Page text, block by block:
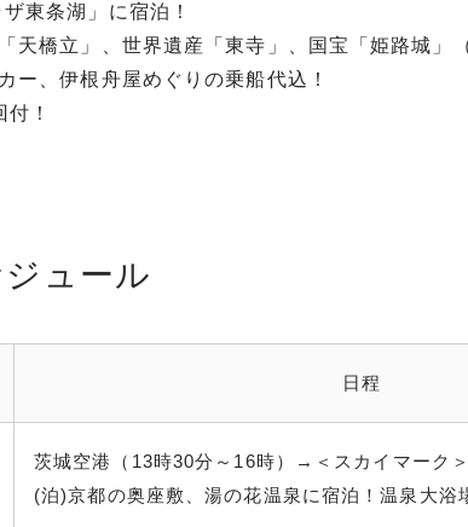
東条湖」に宿泊！
天橋立」、世界遺産「東寺」、国宝「姫路城」
ー、伊根舟屋めぐりの乗船代込！
！
ュール
日程
茨城空港（13時30分～16時）→＜スカイマーク
(泊)京都の奥座敷、湯の花温泉に宿泊！温泉大浴